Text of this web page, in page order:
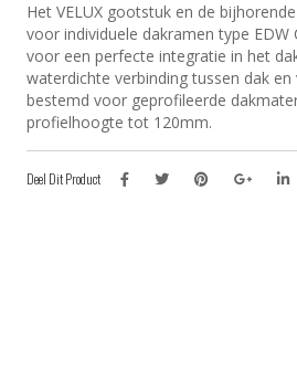
Het VELUX gootstuk en de
voor individuele dakramen type EDW
voor een perfecte integratie in het
waterdichte verbinding tussen dak
bestemd voor geprofileerde
profielhoogte tot 120mm.
Deel Dit Product